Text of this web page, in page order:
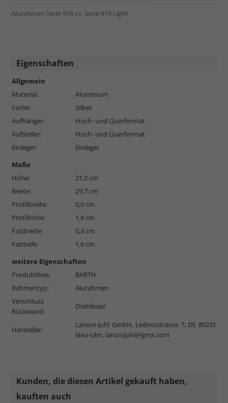
Alurahmen Serie 916 vs. Serie 916 Light
Eigenschaften
Allgemein
Material:
Aluminium
Farbe:
Silber
Aufhänger:
Hoch- und Querformat
Aufsteller:
Hoch- und Querformat
Einleger:
Einleger
Maße
Höhe:
21,0 cm
Breite:
29,7 cm
Profilbreite:
0,9 cm
Profilhöhe:
1,8 cm
Falzbreite:
0,3 cm
Falztiefe:
1,6 cm
weitere Eigenschaften
Produktlinie:
BARTH
Rahmentyp:
Alurahmen
Verschluss
Rückwand:
Drehfeder
Hersteller:
Larson-Juhl GmbH, Leibnizstrasse 7, DE 89231
Neu-Ulm, larsonjuhl@gmx.com
Kunden, die diesen Artikel gekauft haben,
kauften auch